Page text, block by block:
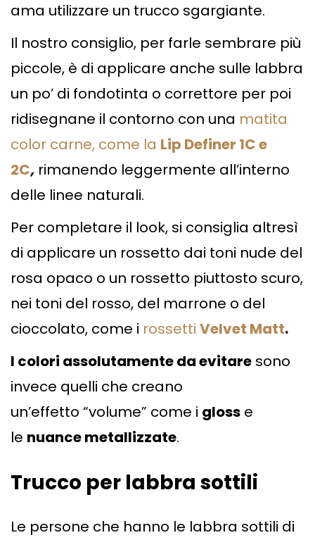
ama utilizzare un trucco sgargiante.
Il nostro consiglio, per farle sembrare più
piccole, è di applicare anche sulle labbra
un po’ di fondotinta o correttore per poi
ridisegnane il contorno con una matita
color carne, come la Lip Definer 1C e
2C, rimanendo leggermente all’interno
delle linee naturali.
Per completare il look, si consiglia altresì
di applicare un rossetto dai toni nude del
rosa opaco o un rossetto piuttosto scuro,
nei toni del rosso, del marrone o del
cioccolato, come i rossetti Velvet Matt.
I colori assolutamente da evitare sono
invece quelli che creano
un’effetto “volume” come i gloss e
le nuance metallizzate.
Trucco per labbra sottili
Le persone che hanno le labbra sottili di